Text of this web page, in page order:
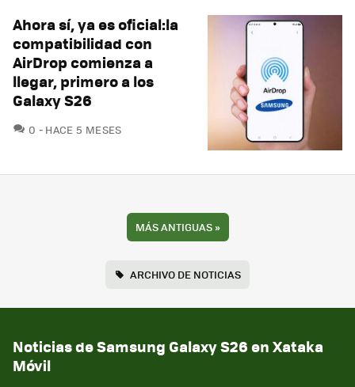
Ahora sí, ya es oficial:la
compatibilidad con
AirDrop comienza a
llegar, primero a los
Galaxy S26
0 COMENTARIOS
HACE 5 MESES
MÁS ANTIGUAS»
ARCHIVO DE NOTICIAS
Noticias de Samsung Galaxy S26 en Xataka
Móvil